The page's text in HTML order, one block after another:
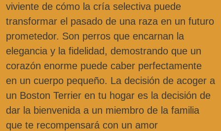
viviente de cómo la cría selectiva puede
transformar el pasado de una raza en un futuro
prometedor. Son perros que encarnan la
elegancia y la fidelidad, demostrando que un
corazón enorme puede caber perfectamente
en un cuerpo pequeño. La decisión de acoger a
un Boston Terrier en tu hogar es la decisión de
dar la bienvenida a un miembro de la familia
que te recompensará con un amor